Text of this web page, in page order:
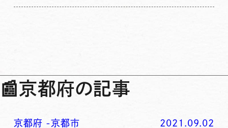
📰京都府の記事
京都府 -京都市 2021.09.02